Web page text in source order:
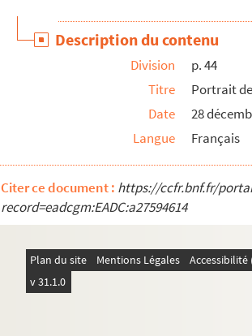
p. 72. Portrait de Zozoche, dessin au
p. 73. Feuillets de captivité, manuscrit par
p. 74. Collage de diverses étiquettes de colis
p. 75. Affiche aquerellée de Ca relève ou
p. 76. Affiche aquerellée de Ca relève ou
p. 76. Maquette pour le prologue de ça
p. 76. Maquette pour le 5e tableau de ça
p. 77. En captivité… Noël à Shüren
p. 80. Collages de diverses étiquettes de
p. 81. Bulletin de la Société des écrivains
Description du contenu
Division
p. 44
Titre
Portrait
Date
28
Langue
Français
Citer ce document : https://ccfr.bnf.fr/
record=eadcgm:EADC:a27594614
Plan du site Mentions Légales
v 31.1.0